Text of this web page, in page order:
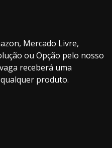
Mercado Livre,
ou Opção pelo nosso
receberá uma
produto.